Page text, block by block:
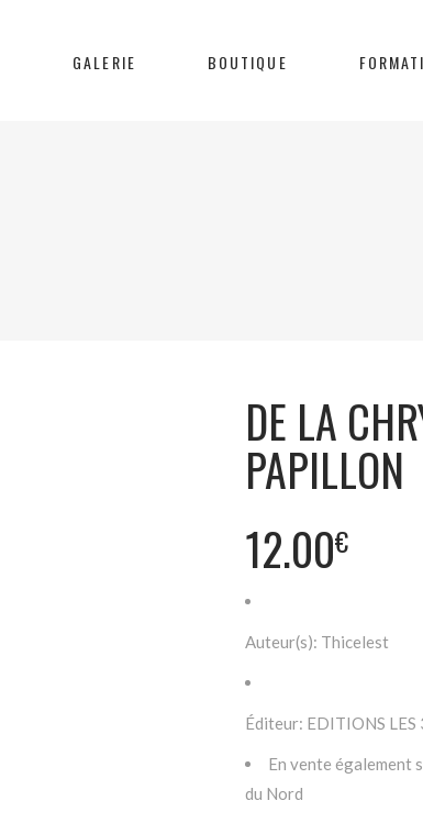
GALERIE BOUTIQUE
DE LA
PAPILLON
12.00€
Auteur(s): Thicelest
Éditeur: EDITIONS LES
En vente également
du Nord